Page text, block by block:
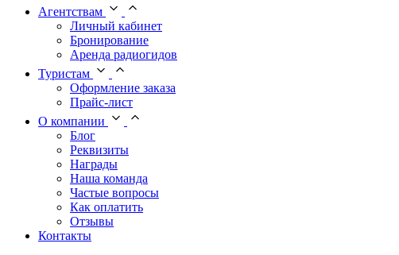
Агентствам
Личный кабинет
Бронирование
Аренда радиогидов
Туристам
Оформление заказа
Прайс-лист
О компании
Блог
Реквизиты
Награды
Наша команда
Частые вопросы
Как оплатить
Отзывы
Контакты